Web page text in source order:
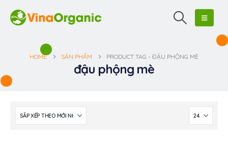
HOME SẢN PHẨM PRODUCT TAG - ĐẬU PHỘNG MÈ
đậu phộng mè